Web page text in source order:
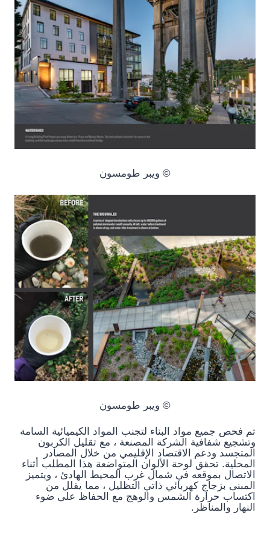
© ويبر طومسون
© ويبر طومسون
تم فحص جميع مواد البناء لتجنب المواد الكيميائية السامة
وتشجيع شفافية الشركة المصنعة ، مع تقليل الكربون
المتجسد ودعم الاقتصاد الإقليمي من خلال المصادر
المحلية. تحقق لوحة الألوان المتواضعة هذا المطلب أثناء
الاتصال بموقعه في شمال غرب المحيط الهادئ ، ويتميز
المبنى بزجاج كهربائي ذاتي التظليل ، مما يقلل من
اكتساب حرارة الشمس والوهج مع الحفاظ على ضوء
النهار والمناظر.